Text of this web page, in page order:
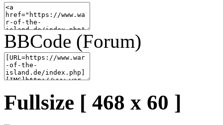
BBCode (Forum)
Fullsize [ 468 x 60 ]